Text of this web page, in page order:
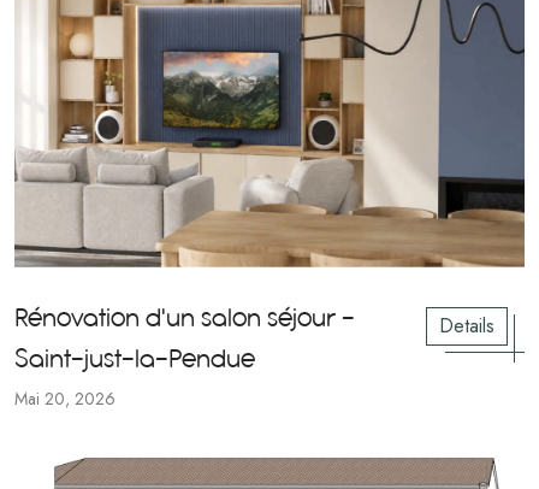
Rénovation d'un salon séjour -
Saint-just-la-Pendue
Mai 20, 2026
Details